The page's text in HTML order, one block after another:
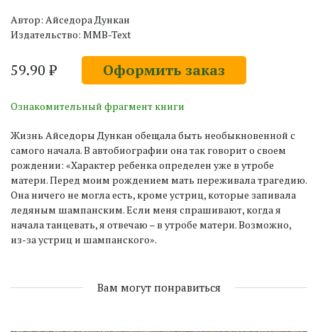
Автор: Айседора Дункан
Издательство: MMB-Text
59.90 ₽ Оформить заказ
Ознакомительный фрагмент книги
Жизнь Айседоры Дункан обещала быть необыкновенной с
самого начала. В автобиографии она так говорит о своем
рождении: «Характер ребенка определен уже в утробе
матери. Перед моим рождением мать переживала трагедию.
Она ничего не могла есть, кроме устриц, которые запивала
ледяным шампанским. Если меня спрашивают, когда я
начала танцевать, я отвечаю – в утробе матери. Возможно,
из-за устриц и шампанского».
Вам могут понравиться